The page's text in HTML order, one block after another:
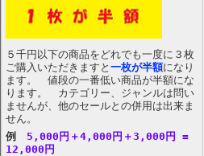
５千円以下の商品をどれでも一度に３枚
ご購入いただきますと 一枚が半額になり
ます。 値段の一番低い商品が半額にな
ります。 カテゴリー、ジャンルは問い
ませんが、他のセールとの併用は出来ま
せん。
例
5,000円＋4,000円＋3,000円 =
12,000円